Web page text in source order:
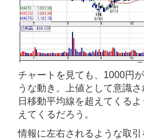
チャートを見ても、1000円
うな動き。上値として意識
日移動平均線を超えてくる
えてくるだろう。
情報に左右されるような取